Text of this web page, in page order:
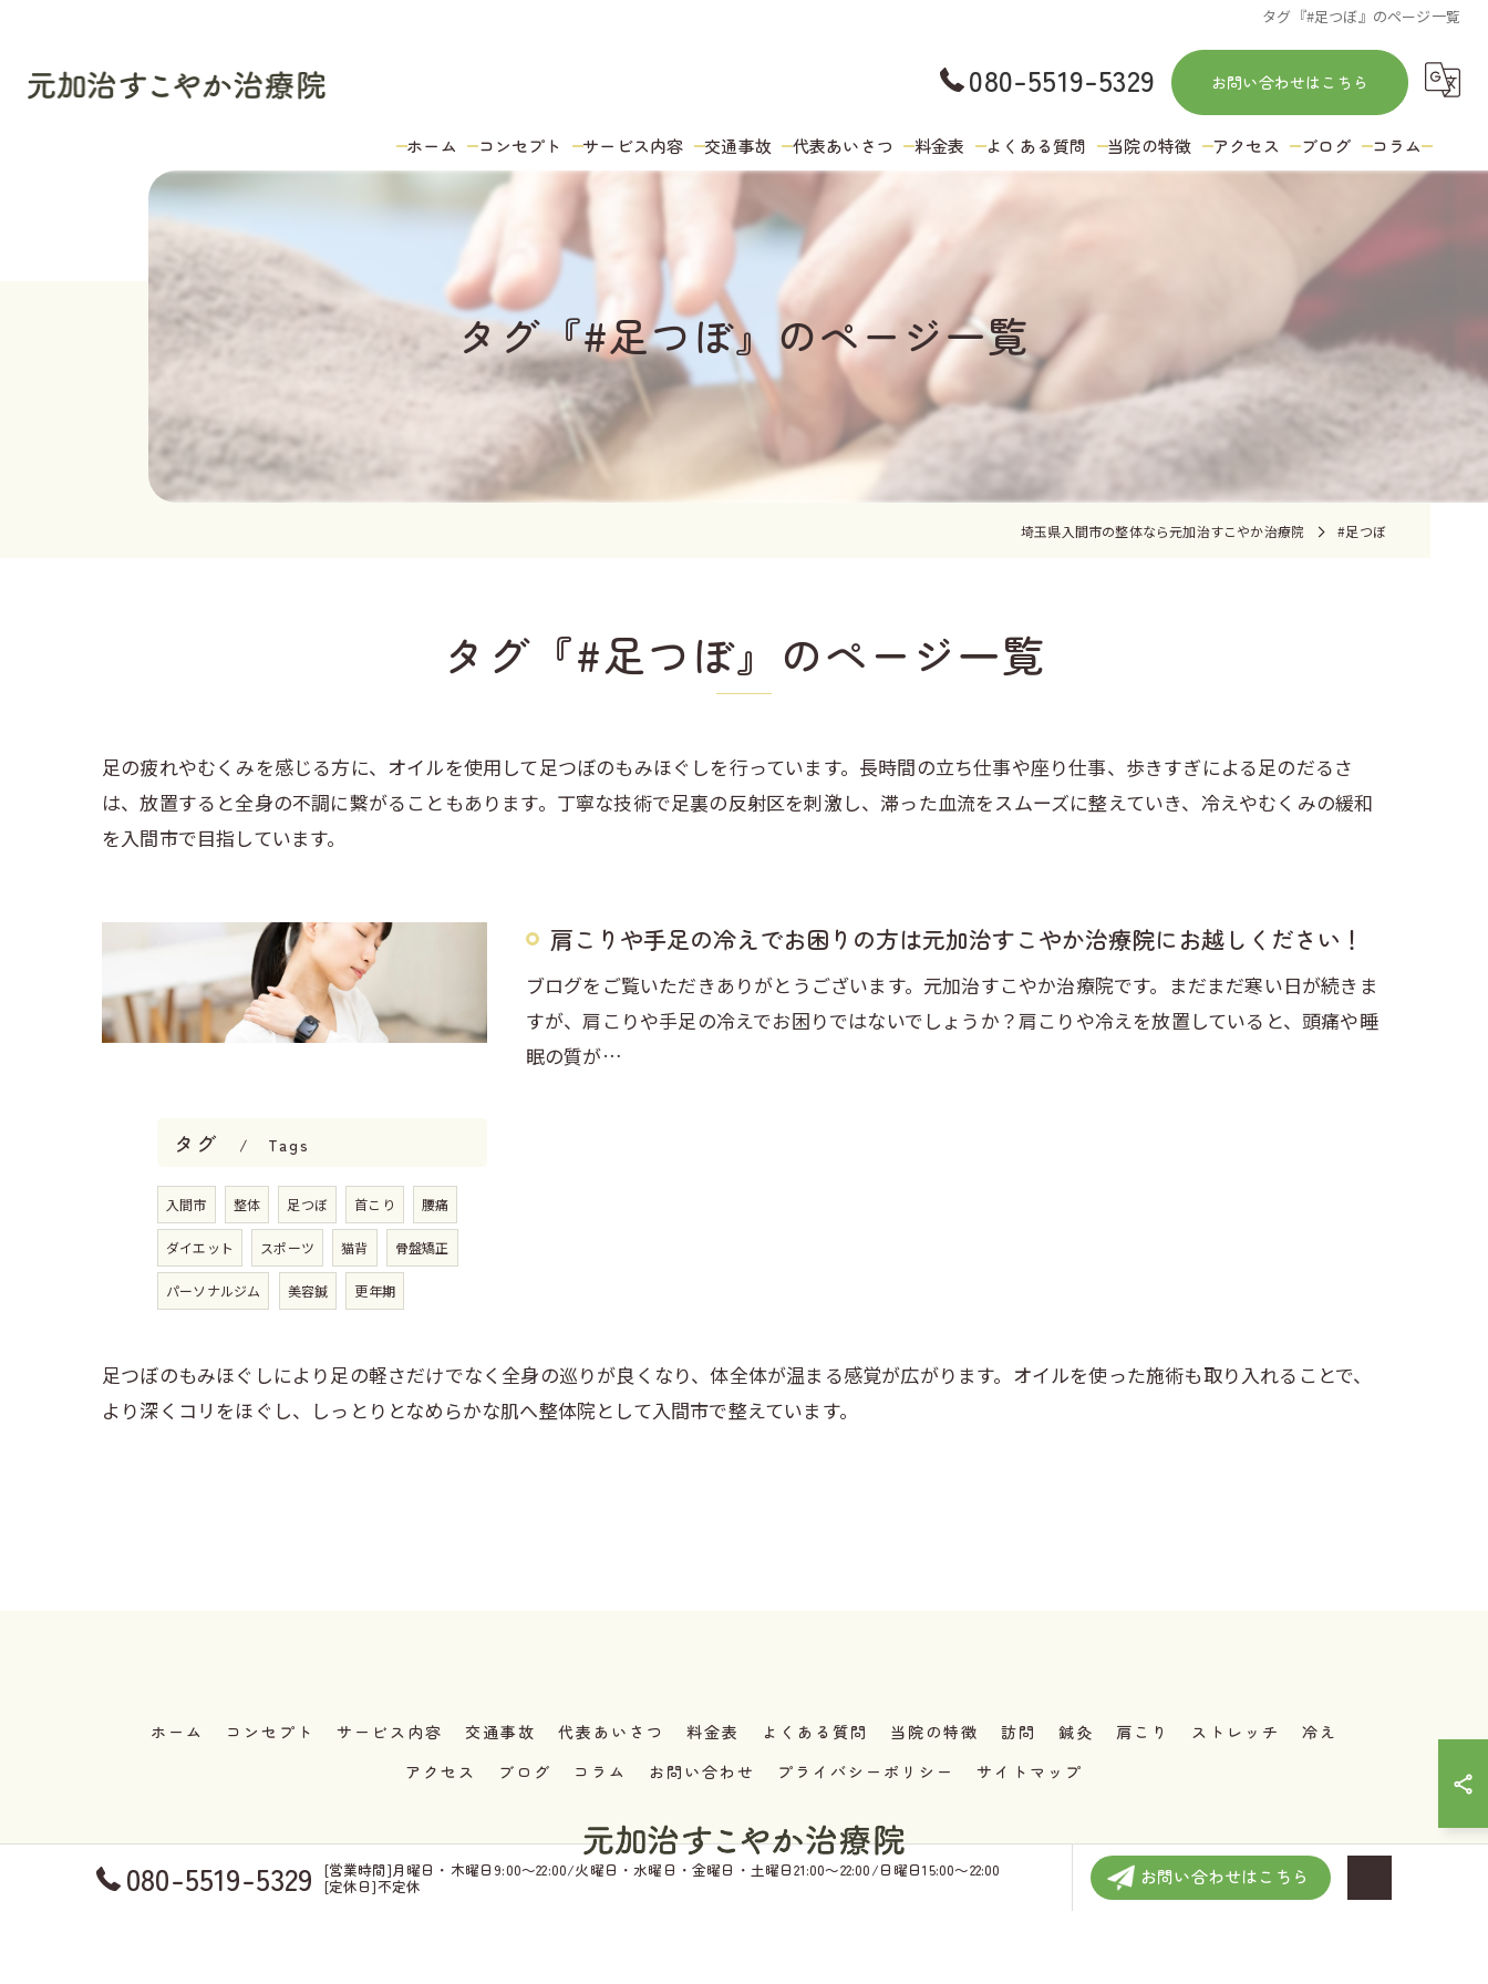
タグ『#足つぼ』のページ一覧
080-5519-5329 お問い合わせはこちら
ホーム コンセプト サービス内容 交通事故 代表あいさつ 料金表 よくある質問 当院の特徴
ストレッチ
アクセス ブログ コラム
タグ『#足つぼ』のページ一覧
埼玉県入間市の整体なら元加治すこやか治療院 #足つぼ
タグ『#足つぼ』のページ一覧
足の疲れやむくみを感じる方に、オイルを使用して足つぼのもみほぐしを行っています。長時間の立ち仕事や座り仕事、歩きすぎによる足のだるさ
は、放置すると全身の不調に繋がることもあります。丁寧な技術で足裏の反射区を刺激し、滞った血流をスムーズに整えていき、冷えやむくみの緩和
を入間市で目指しています。
肩こりや手足の冷えでお困りの方は元加治すこやか治療院にお越しください！
ブログをご覧いただきありがとうございます。元加治すこやか治療院です。まだまだ寒い日が続きま
すが、肩こりや手足の冷えでお困りではないでしょうか？肩こりや冷えを放置していると、頭痛や睡
眠の質が…
タグ Tags
入間市 整体 足つぼ 首こり 腰痛
ダイエット スポーツ 猫背 骨盤矯正
パーソナルジム 美容鍼 更年期
足つぼのもみほぐしにより足の軽さだけでなく全身の巡りが良くなり、体全体が温まる感覚が広がります。オイルを使った施術も取り入れることで、
より深くコリをほぐし、しっとりとなめらかな肌へ整体院として入間市で整えています。
080-5519-5329 [営業時間]月曜日・木曜日9:00～22:00/火曜日・水曜日・金曜日・土曜日21:00～22:00/日曜日15:00～22:00
[定休日]不定休 お問い合わせはこちら
ホーム コンセプト サービス内容 交通事故 代表あいさつ 料金表 よくある質問 当院の特徴 訪問 鍼灸 肩こり ストレッチ
冷え
アクセス
ブログ コラム お問い合わせ プライバシーポリシー サイトマップ